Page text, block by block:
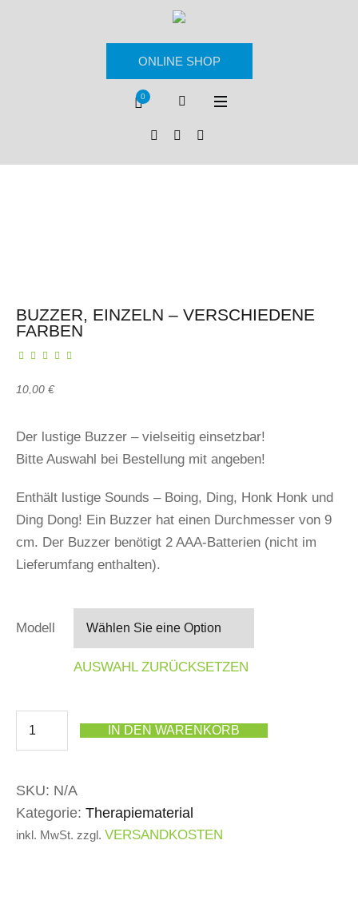
ONLINE SHOP
0
BUZZER, EINZELN – VERSCHIEDENE
FARBEN
10,00 €
Der lustige Buzzer – vielseitig einsetzbar!
Bitte Auswahl bei Bestellung mit angeben!
Enthält lustige Sounds – Boing, Ding, Honk Honk und
Ding Dong! Ein Buzzer hat einen Durchmesser von 9
cm. Der Buzzer benötigt 2 AAA-Batterien (nicht im
Lieferumfang enthalten).
Modell
AUSWAHL ZURÜCKSETZEN
IN DEN WARENKORB
SKU: N/A
Kategorie: Therapiematerial
inkl. MwSt. zzgl. VERSANDKOSTEN